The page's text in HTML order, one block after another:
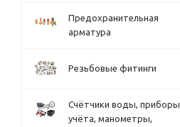
Предохранительная
арматура
Резьбовые фитинги
Счётчики воды, приборы
учёта, манометры,